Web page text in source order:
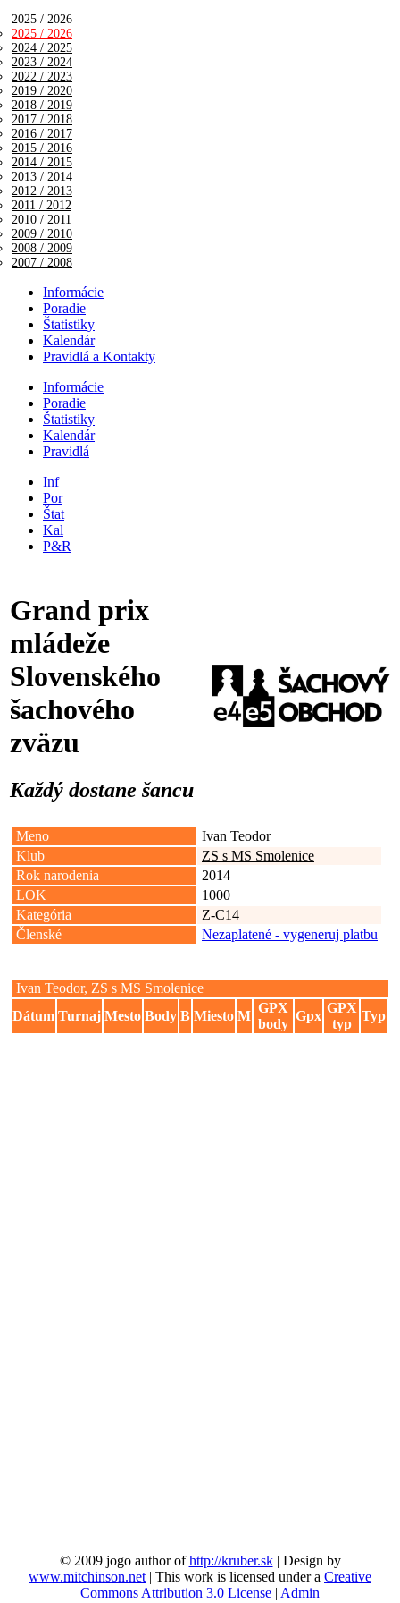
2025 / 2026
2025 / 2026
2024 / 2025
2023 / 2024
2022 / 2023
2019 / 2020
2018 / 2019
2017 / 2018
2016 / 2017
2015 / 2016
2014 / 2015
2013 / 2014
2012 / 2013
2011 / 2012
2010 / 2011
2009 / 2010
2008 / 2009
2007 / 2008
Informácie
Poradie
Štatistiky
Kalendár
Pravidlá a Kontakty
Informácie
Poradie
Štatistiky
Kalendár
Pravidlá
Inf
Por
Štat
Kal
P&R
Grand prix
mládeže
Slovenského
šachového
zväzu
Každý dostane šancu
Meno
Ivan Teodor
Klub
ZS s MS Smolenice
Rok narodenia
2014
LOK
1000
Kategória
Z-C14
Členské
Nezaplatené - vygeneruj platbu
Ivan Teodor, ZS s MS Smolenice
Dátum Turnaj Mesto Body B Miesto M
GPX
body
Gpx
GPX
typ
Typ
© 2009 jogo author ofhttp://kruber.sk| Design by
www.mitchinson.net | This work is licensed under a Creative
Commons Attribution 3.0 License | Admin